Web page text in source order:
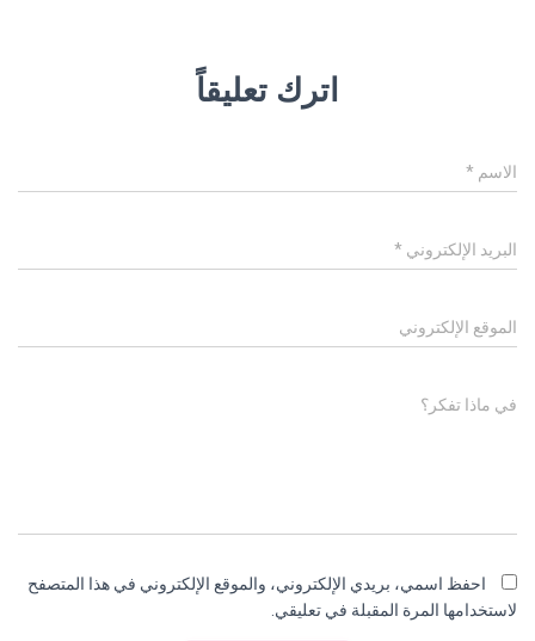
اترك تعليقاً
الاسم *
البريد الإلكتروني *
الموقع الإلكتروني
في ماذا تفكر؟
احفظ اسمي، بريدي الإلكتروني، والموقع الإلكتروني في هذا المتصفح
لاستخدامها المرة المقبلة في تعليقي.